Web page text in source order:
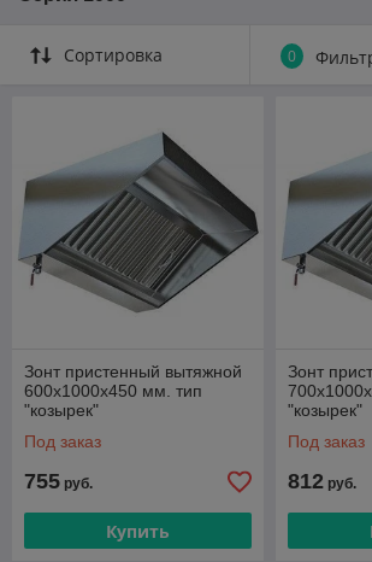
Сортировка 0
Зонт пристенный вытяжной
600х1000х450 мм. тип
"козырек"
Под заказ
755 руб.
Купить
Зонт
"козырек"
Под заказ
812 руб.